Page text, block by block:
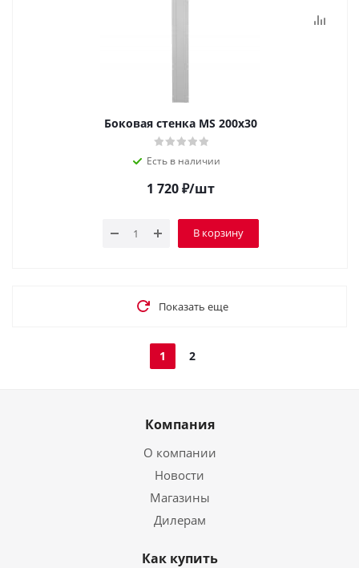
Боковая стенка MS 200х30
Есть в наличии
1 720₽/шт
В корзину
Показать еще
1 2
Компания
О компании
Новости
Магазины
Дилерам
Как купить